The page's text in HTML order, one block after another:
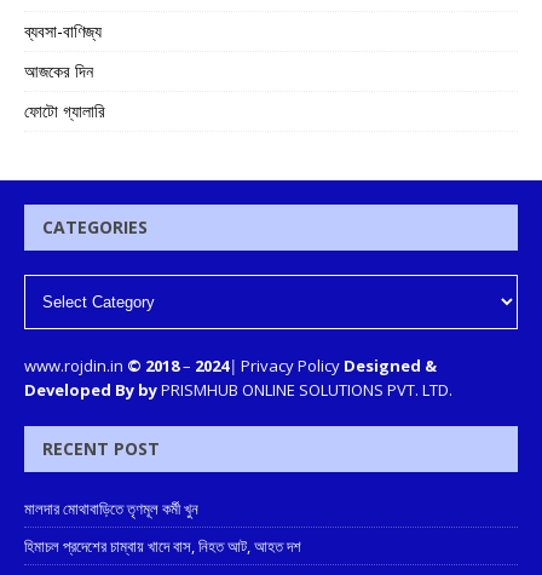
ব্যবসা-বাণিজ্য
আজকের দিন
ফোটো গ্যালারি
CATEGORIES
www.rojdin.in © 2018– 2024| Privacy Policy Designed &
Developed By byPRISMHUB ONLINE SOLUTIONS PVT. LTD.
RECENT POST
মালদার মোথাবাড়িতে তৃণমূল কর্মী খুন
হিমাচল প্রদেশের চাম্বায় খাদে বাস, নিহত আট, আহত দশ